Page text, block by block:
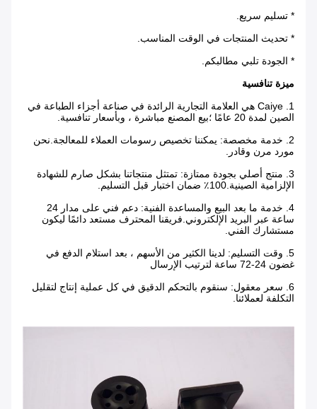
* تسليم سريع.
* تحديث المنتجات في الوقت المناسب.
* الجودة تلبي مطالبكم.
ميزة تنافسية
1. Caiye هي العلامة التجارية الرائدة في صناعة أجزاء الطباعة في
الصين لمدة 20 عامًا ؛بيع المصنع مباشرة ، وبأسعار تنافسية.
2. خدمة مخصصة: يمكننا تخصيص رسومات العملاء للمعالجة.نحن
مورد مرن وقادر.
3. منتج أصلي بجودة ممتازة: تمتثل منتجاتنا بشكل صارم للشهادة
الإلزامية الصينية.100٪ ضمان اختبار قبل التسليم.
4. خدمة ما بعد البيع والمساعدة الفنية: دعم فني على مدار 24
ساعة عبر البريد الإلكتروني.فريقنا المحترف مستعد دائمًا ليكون
مستشارك الفني.
5. وقت التسليم: لدينا الكثير من الأسهم ، بعد استلام الدفع في
غضون 24-72 ساعة لترتيب الإرسال
6. سعر معقول: سنقوم بالتحكم الدقيق في كل عملية إنتاج لتقليل
التكلفة لعملائنا.